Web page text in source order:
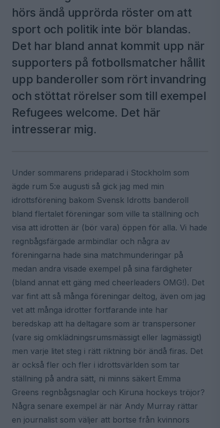
hörs ändå upprörda röster om att
sport och politik inte bör blandas.
Det har bland annat kommit upp när
supporters på fotbollsmatcher hållit
upp banderoller som rört invandring
och stöttat rörelser som till exempel
Refugees welcome. Det här
intresserar mig.
Under sommarens prideparad i Stockholm som
ägde rum 5:e augusti så gick jag med min
idrottsförening bakom Svensk Idrotts banderoll
bland flertalet föreningar som ville ta ställning och
visa att idrotten är (bör vara) öppen för alla. Vi hade
regnbågsfärgade armbindlar och några av
föreningarna hade sina matchmunderingar på
medan andra visade exempel på sina färdigheter
(bland annat ett gäng med cheerleaders OMG!). Det
var fint att så många föreningar deltog, även om jag
vet att många idrotter fortfarande inte har
beredskap att ha deltagare som är transpersoner
(vare sig omklädningsrumsmässigt eller lagmässigt)
men varje litet steg i rätt riktning bör ändå firas. Det
är också fler och fler i idrottsvärlden som tar
ställning på andra sätt, ni minns säkert Emma
Greens regnbågsnaglar och Kiruna hockeys tröjor?
Några senare exempel är när Andy Murray rättar
en journalist som väljer att bortse från kvinnors